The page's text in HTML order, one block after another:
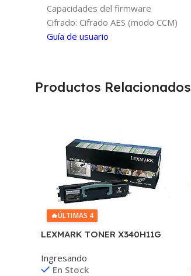
Capacidades del firmware
Cifrado: Cifrado AES (modo CCM)
Guía de usuario
Productos Relacionados
🔥ÚLTIMAS 4
LEXMARK TONER X340H11G
Ingresando
En Stock